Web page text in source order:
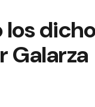
los
Galarza